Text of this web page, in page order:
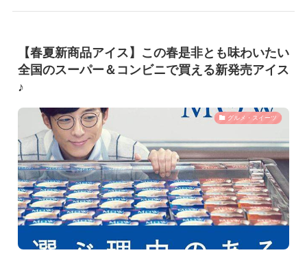
【春夏新商品アイス】この春是非とも味わいたい
全国のスーパー＆コンビニで買える新発売アイス
♪
グルメ・スイーツ